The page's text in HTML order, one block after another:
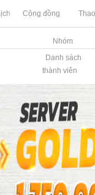
Cộng đồng
Nhóm
Danh sách
thành viên